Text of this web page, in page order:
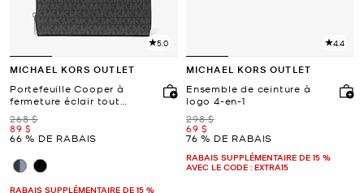
5.0
MICHAEL KORS OUTLET
Portefeuille Cooper à
fermeture éclair tout
autour et à logo
était
268 $
maintenant
89 $
66 % DE RABAIS
RABAIS SUPPLÉMENTAIRE DE 15 %
4.4
MICHAEL KORS OUTLET
Ensemble de ceinture à
logo 4-en-1
était
298 $
maintenant
69 $
76 % DE RABAIS
RABAIS SUPPLÉMENTAIRE DE 15 %
AVEC LE CODE : EXTRA15